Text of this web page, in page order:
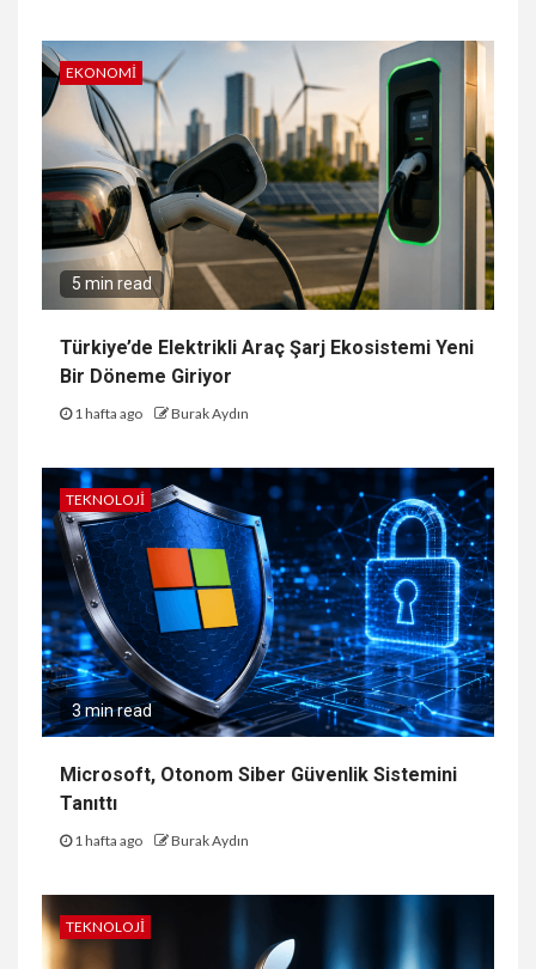
EKONOMI
5 min read
Türkiye’de Elektrikli Araç Şarj Ekosistemi Yeni
Bir Döneme Giriyor
1 hafta ago Burak Aydın
TEKNOLOJI
3 min read
Microsoft, Otonom Siber Güvenlik Sistemini
Tanıttı
1 hafta ago Burak Aydın
TEKNOLOJI